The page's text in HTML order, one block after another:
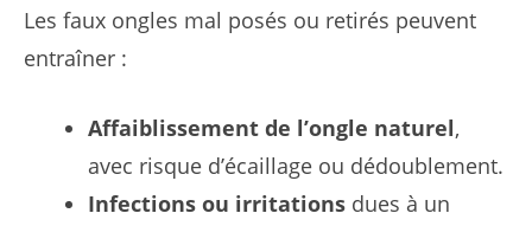
Les faux ongles mal posés ou retirés peuvent
entraîner :
Affaiblissement de l’ongle naturel,
avec risque d’écaillage ou dédoublement.
Infections ou irritations dues à un